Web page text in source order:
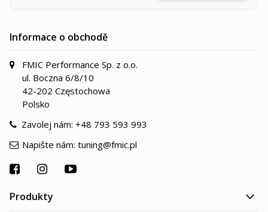
Informace o obchodě
FMIC Performance Sp. z o.o.
ul. Boczna 6/8/10
42-202 Częstochowa
Polsko
Zavolej nám: +48 793 593 993
Napište nám: tuning@fmic.pl
Produkty